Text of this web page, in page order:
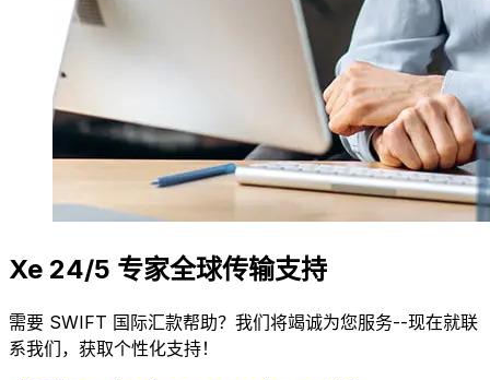
Xe 24/5 专家全球传输支持
需要 SWIFT 国际汇款帮助？我们将竭诚为您服务--现在就联
系我们，获取个性化支持！